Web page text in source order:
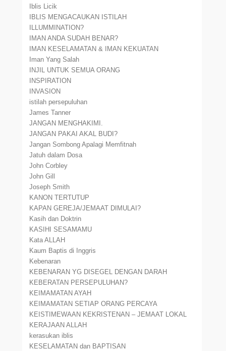
Iblis Licik
IBLIS MENGACAUKAN ISTILAH
ILLUMMINATION?
IMAN ANDA SUDAH BENAR?
IMAN KESELAMATAN & IMAN KEKUATAN
Iman Yang Salah
INJIL UNTUK SEMUA ORANG
INSPIRATION
INVASION
istilah persepuluhan
James Tanner
JANGAN MENGHAKIMI.
JANGAN PAKAI AKAL BUDI?
Jangan Sombong Apalagi Memfitnah
Jatuh dalam Dosa
John Corbley
John Gill
Joseph Smith
KANON TERTUTUP
KAPAN GEREJA/JEMAAT DIMULAI?
Kasih dan Doktrin
KASIHI SESAMAMU
Kata ALLAH
Kaum Baptis di Inggris
Kebenaran
KEBENARAN YG DISEGEL DENGAN DARAH
KEBERATAN PERSEPULUHAN?
KEIMAMATAN AYAH
KEIMAMATAN SETIAP ORANG PERCAYA
KEISTIMEWAAN KEKRISTENAN – JEMAAT LOKAL
KERAJAAN ALLAH
kerasukan iblis
KESELAMATAN dan BAPTISAN